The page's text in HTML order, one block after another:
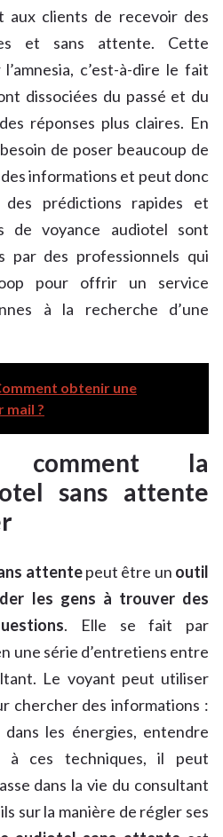
aux clients de recevoir des
et sans attente. Cette
c’est-à-dire le fait
dissociées du passé et du
réponses plus claires. En
de poser beaucoup de
informations et peut donc
prédictions rapides et
de voyance audiotel sont
par des professionnels qui
pour offrir un service
à la recherche d’une
obtenir une
mail ?
comment la
sans attente
attentepeut être un outil
les gens à trouver des
. Elle se fait par
une série d’entretiens entre
Le voyant peut utiliser
chercher des informations :
les énergies, entendre
à ces techniques, il peut
dans la vie du consultant
sur la manière de régler ses